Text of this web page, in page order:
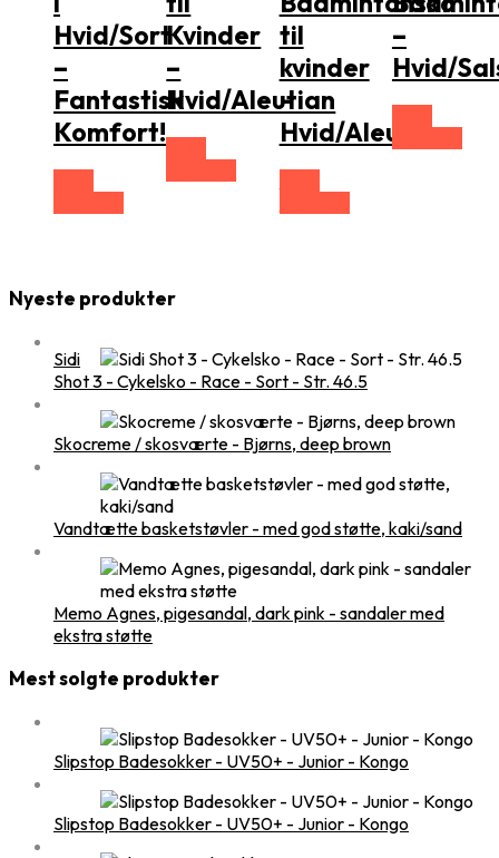
Hvid/Sort
–
Fantastisk
Komfort!
Kvinder
–
Hvid/Aleutian
til
kvinder
–
Hvid/Aleutian
–
Hvid/
Størrelse
Nyeste produkter
Sidi
Shot 3 - Cykelsko - Race - Sort - Str. 46.5
Skocreme / skosværte - Bjørns, deep brown
Vandtætte basketstøvler - med god støtte, kaki/sand
Memo Agnes, pigesandal, dark pink - sandaler med
ekstra støtte
Mest solgte produkter
Slipstop Badesokker - UV50+ - Junior - Kongo
Slipstop Badesokker - UV50+ - Junior - Kongo